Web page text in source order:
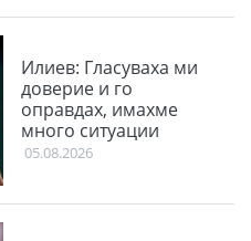
Илиев: Гласуваха ми
доверие и го
оправдах, имахме
много ситуации
05.08.2026